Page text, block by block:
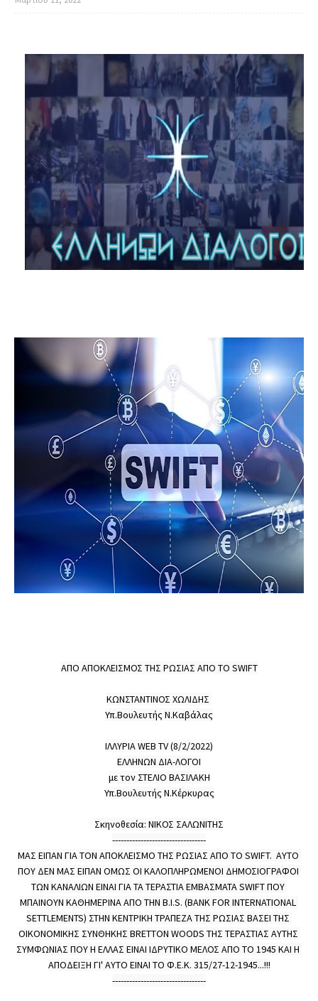
ΑΠΟ ΑΠΟΚΛΕΙΣΜΟΣ ΤΗΣ ΡΩΣΙΑΣ ΑΠΟ ΤΟ SWIFT
ΚΩΝΣΤΑΝΤΙΝΟΣ ΧΩΛΙΔΗΣ
Υπ.Βουλευτής Ν.Καβάλας
ΙΛΛΥΡΙΑ WEB TV (8/2/2022)
ΕΛΛΗΝΩΝ ΔΙΑ-ΛΟΓΟΙ
με τον ΣΤΕΛΙΟ ΒΑΣΙΛΑΚΗ
Υπ.Βουλευτής Ν.Κέρκυρας
Σκηνοθεσία: ΝΙΚΟΣ ΣΑΛΩΝΙΤΗΣ
---------------------------------
ΜΑΣ ΕΙΠΑΝ ΓΙΑ ΤΟΝ ΑΠΟΚΛΕΙΣΜΟ ΤΗΣ ΡΩΣΙΑΣ ΑΠΟ ΤΟ SWIFT.  ΑΥΤΟ
ΠΟΥ ΔΕΝ ΜΑΣ ΕΙΠΑΝ ΟΜΩΣ ΟΙ ΚΑΛΟΠΛΗΡΩΜΕΝΟΙ ΔΗΜΟΣΙΟΓΡΑΦΟΙ
ΤΩΝ ΚΑΝΑΛΙΩΝ ΕΙΝΑΙ ΓΙΑ ΤΑ ΤΕΡΑΣΤΙΑ ΕΜΒΑΣΜΑΤΑ SWIFT ΠΟΥ
ΜΠΑΙΝΟΥΝ ΚΑΘΗΜΕΡΙΝΑ ΑΠΟ ΤΗΝ B.I.S. (BANK FOR INTERNATIONAL
SETTLEMENTS) ΣΤΗΝ ΚΕΝΤΡΙΚΗ ΤΡΑΠΕΖΑ ΤΗΣ ΡΩΣΙΑΣ ΒΑΣΕΙ ΤΗΣ
ΟΙΚΟΝΟΜΙΚΗΣ ΣΥΝΘΗΚΗΣ BRETTON WOODS ΤΗΣ ΤΕΡΑΣΤΙΑΣ ΑΥΤΗΣ
ΣΥΜΦΩΝΙΑΣ ΠΟΥ Η ΕΛΛΑΣ ΕΙΝΑΙ ΙΔΡΥΤΙΚΟ ΜΕΛΟΣ ΑΠΟ ΤΟ 1945 ΚΑΙ Η
ΑΠΟΔΕΙΞΗ ΓΙ' ΑΥΤΟ ΕΙΝΑΙ ΤΟ Φ.Ε.Κ. 315/27-12-1945...!!!
---------------------------------